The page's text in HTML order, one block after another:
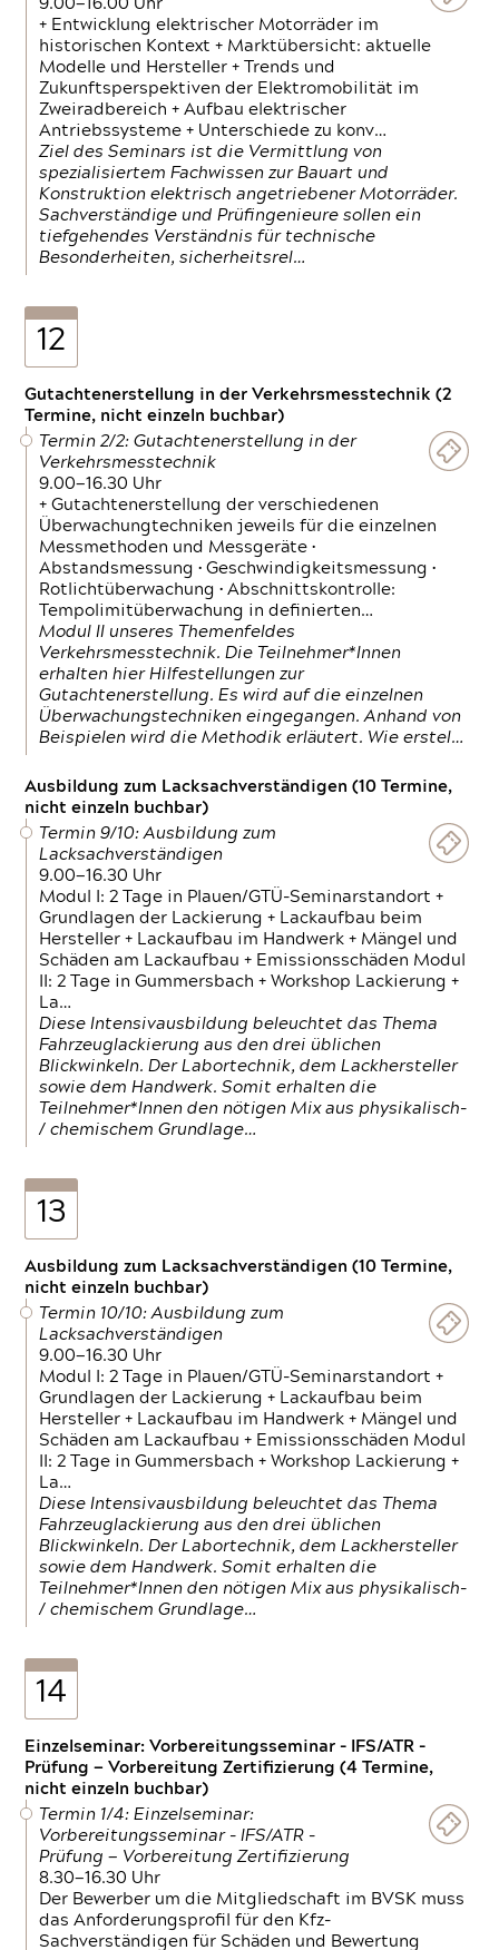
9.00—16.00 Uhr
+ Entwicklung elektrischer Motorräder im
historischen Kontext + Marktübersicht: aktuelle
Modelle und Hersteller + Trends und
Zukunftsperspektiven der Elektromobilität im
Zweiradbereich + Aufbau elektrischer
Antriebssysteme + Unterschiede zu konv…
Ziel des Seminars ist die Vermittlung von
spezialisiertem Fachwissen zur Bauart und
Konstruktion elektrisch angetriebener Motorräder.
Sachverständige und Prüfingenieure sollen ein
tiefgehendes Verständnis für technische
Besonderheiten, sicherheitsrel…
12
Gutachtenerstellung in der Verkehrsmesstechnik (2
Termine, nicht einzeln buchbar)
Termin 2/2: Gutachtenerstellung in der
Verkehrsmesstechnik
9.00—16.30 Uhr
+ Gutachtenerstellung der verschiedenen
Überwachungtechniken jeweils für die einzelnen
Messmethoden und Messgeräte •
Abstandsmessung • Geschwindigkeitsmessung •
Rotlichtüberwachung • Abschnittskontrolle:
Tempolimitüberwachung in definierten…
Modul II unseres Themenfeldes
Verkehrsmesstechnik. Die Teilnehmer*Innen
erhalten hier Hilfestellungen zur
Gutachtenerstellung. Es wird auf die einzelnen
Überwachungstechniken eingegangen. Anhand von
Beispielen wird die Methodik erläutert. Wie erstel…
Ausbildung zum Lacksachverständigen (10 Termine,
nicht einzeln buchbar)
Termin 9/10: Ausbildung zum
Lacksachverständigen
9.00—16.30 Uhr
Modul I: 2 Tage in Plauen/GTÜ-Seminarstandort +
Grundlagen der Lackierung + Lackaufbau beim
Hersteller + Lackaufbau im Handwerk + Mängel und
Schäden am Lackaufbau + Emissionsschäden Modul
II: 2 Tage in Gummersbach + Workshop Lackierung +
La…
Diese Intensivausbildung beleuchtet das Thema
Fahrzeuglackierung aus den drei üblichen
Blickwinkeln. Der Labortechnik, dem Lackhersteller
sowie dem Handwerk. Somit erhalten die
Teilnehmer*Innen den nötigen Mix aus physikalisch-
/ chemischem Grundlage…
13
Ausbildung zum Lacksachverständigen (10 Termine,
nicht einzeln buchbar)
Termin 10/10: Ausbildung zum
Lacksachverständigen
9.00—16.30 Uhr
Modul I: 2 Tage in Plauen/GTÜ-Seminarstandort +
Grundlagen der Lackierung + Lackaufbau beim
Hersteller + Lackaufbau im Handwerk + Mängel und
Schäden am Lackaufbau + Emissionsschäden Modul
II: 2 Tage in Gummersbach + Workshop Lackierung +
La…
Diese Intensivausbildung beleuchtet das Thema
Fahrzeuglackierung aus den drei üblichen
Blickwinkeln. Der Labortechnik, dem Lackhersteller
sowie dem Handwerk. Somit erhalten die
Teilnehmer*Innen den nötigen Mix aus physikalisch-
/ chemischem Grundlage…
14
Einzelseminar: Vorbereitungsseminar - IFS/ATR -
Prüfung — Vorbereitung Zertifizierung (4 Termine,
nicht einzeln buchbar)
Termin 1/4: Einzelseminar:
Vorbereitungsseminar - IFS/ATR -
Prüfung — Vorbereitung Zertifizierung
8.30—16.30 Uhr
Der Bewerber um die Mitgliedschaft im BVSK muss
das Anforderungsprofil für den Kfz-
Sachverständigen für Schäden und Bewertung